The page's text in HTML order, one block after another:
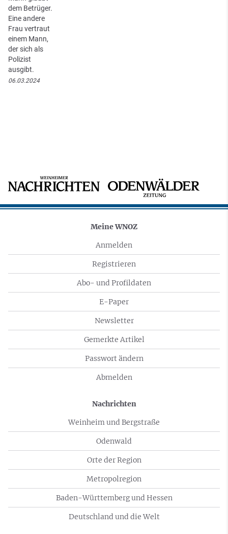
dem Betrüger.
Eine andere
Frau vertraut
einem Mann,
der sich als
Polizist
ausgibt.
06.03.2024
Meine WNOZ
Anmelden
Registrieren
Abo- und Profildaten
E-Paper
Newsletter
Gemerkte Artikel
Passwort ändern
Abmelden
Nachrichten
Weinheim und Bergstraße
Odenwald
Orte der Region
Metropolregion
Baden-Württemberg und Hessen
Deutschland und die Welt